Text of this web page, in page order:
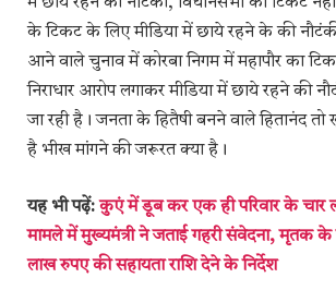
के टिकट के लिए मीडिया में छाये रहने के की
आने वाले चुनाव में कोरबा निगम में महापौर का
निराधार आरोप लगाकर मीडिया में छाये रहने की
जा रही है। जनता के हितैषी बनने वाले हितानंद
है भीख मांगने की जरूरत क्या है।
यह भी पढ़ें:कुएं में डूब कर एक ही परिवार के चार
मामले में मुख्यमंत्री ने जताई गहरी संवेदना, मृतक
लाख रुपए की सहायता राशि देने के निर्देश